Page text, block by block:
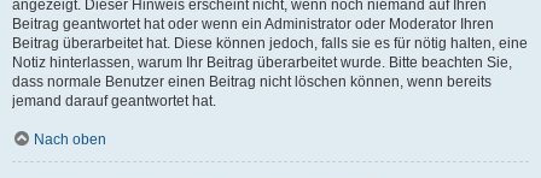
angezeigt. Dieser Hinweis erscheint nicht, wenn noch niemand auf Ihren
Beitrag geantwortet hat oder wenn ein Administrator oder Moderator Ihren
Beitrag überarbeitet hat. Diese können jedoch, falls sie es für nötig halten, eine
Notiz hinterlassen, warum Ihr Beitrag überarbeitet wurde. Bitte beachten Sie,
dass normale Benutzer einen Beitrag nicht löschen können, wenn bereits
jemand darauf geantwortet hat.
Nach oben